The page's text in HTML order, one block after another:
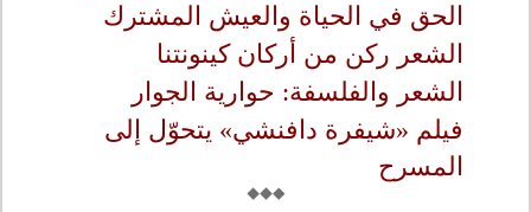
الحق في الحياة والعيش المشترك
الشعر ركن من أركان كينونتنا
الشعر والفلسفة: حوارية الجوار
فيلم «شيفرة دافنشي» يتحوّل إلى
المسرح